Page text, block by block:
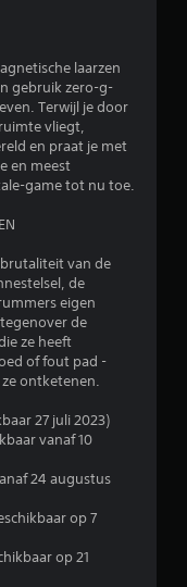
e
r
r
e
u
1
8
laarzen
gebruik zero-g-
Terwijl je door
vliegt,
en praat je met
en meest
game tot nu toe.
van de
de
eigen
de
ze heeft
of fout pad -
ontketenen.
27 juli 2023)
vanaf 10
24 augustus
op 7
op 21